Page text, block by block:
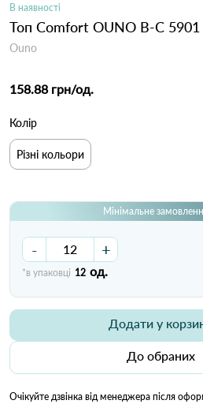
В наявності
Топ Comfort OUNO B-C 5901
Ouno
158.88 грн/од.
Колір
Різні кольори
Мінімальне
- +
*в упаковці 12 од.
До обраних
Додати у
Очікуйте дзвінка від менеджера після